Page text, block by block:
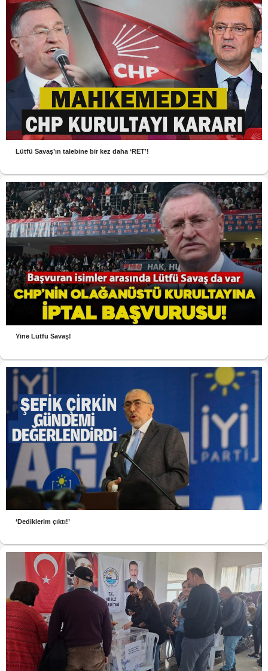
Lütfü Savaş’ın talebine bir kez daha ‘RET’!
Yine Lütfü Savaş!
‘Dediklerim çıktı!’